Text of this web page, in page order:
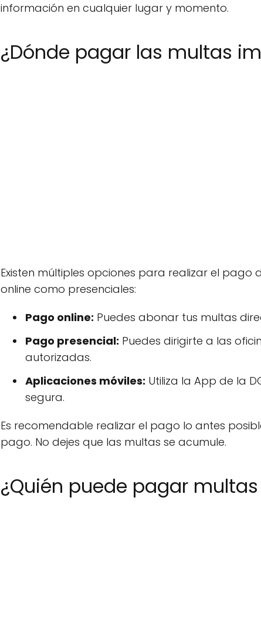
información en cualquier lugar y momento.
¿Dónde pagar las multas
Existen múltiples opciones para realizar el pago
online como presenciales:
Pago online: Puedes abonar tus multas
Pago presencial: Puedes dirigirte a las
autorizadas.
Aplicaciones móviles: Utiliza la App de la
segura.
Es recomendable realizar el pago lo antes
pago. No dejes que las multas se acumule.
¿Quién puede pagar